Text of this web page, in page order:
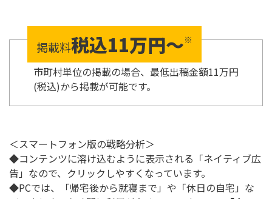
掲載料税込11万円〜※
市町村単位の掲載の場合、最低出稿金額11万円
(税込)から掲載が可能です。
＜スマートフォン版の戦略分析＞
◆コンテンツに溶け込むように表示される「ネイティブ広
告」なので、クリックしやすくなっています。
◆PCでは、「帰宅後から就寝まで」や「休日の自宅」な